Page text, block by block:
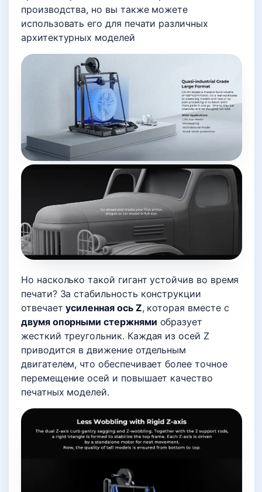
производства, но вы также можете
использовать его для печати различных
архитектурных моделей
Но насколько такой гигант устойчив во время
печати? За стабильность конструкции
отвечаетусиленная ось Z, которая вместе с
двумя опорными стержнями образует
жесткий треугольник. Каждая из осей Z
приводится в движение отдельным
двигателем, что обеспечивает более точное
перемещение осей и повышает качество
печатных моделей.